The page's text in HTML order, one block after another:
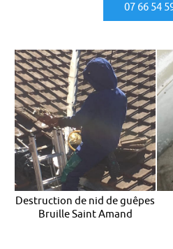
07 66 54
Destruction de nid de guêpes
Bruille Saint Amand